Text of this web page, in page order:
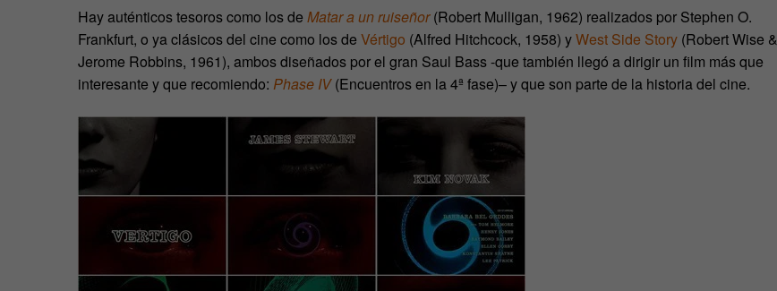
Hay auténticos tesoros como los de Matar a un ruiseñor(Robert Mulligan, 1962) realizados por Stephen O.
Frankfurt, o ya clásicos del cine como los de Vértigo (Alfred Hitchcock, 1958) yWest Side Story (Robert Wise &
Jerome Robbins, 1961), ambos diseñados por el gran Saul Bass -que también llegó a dirigir un film más que
interesante y que recomiendo: Phase IV(Encuentros en la 4ª fase)– y que son parte de la historia del cine.